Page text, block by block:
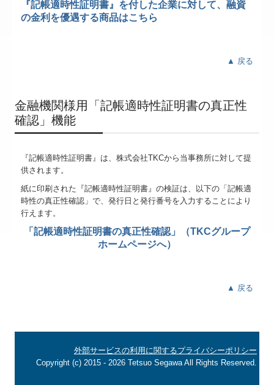
『記帳適時性証明書』を付した企業に対して、融資
の金利を優遇する商品はこちら
▲ 戻る
金融機関様用「記帳適時性証明書の真正性
確認」機能
『記帳適時性証明書 』 は、株式会社TKCから当事務所に対して提
供されます。
紙に印刷された『記帳適時性証明書 』の検証は、以下の「記帳適
時性の真正性確認」で、発行日と発行番号を入力することにより
行えます。
「記帳適時性証明書の真正性確認」（TKCグループ
ホームページへ）
▲ 戻る
外部サービスの利用に関するプライバシーポリシー
Copyright (c) 2015 - 2026 Tetsuo Segawa All Rights Reserved.